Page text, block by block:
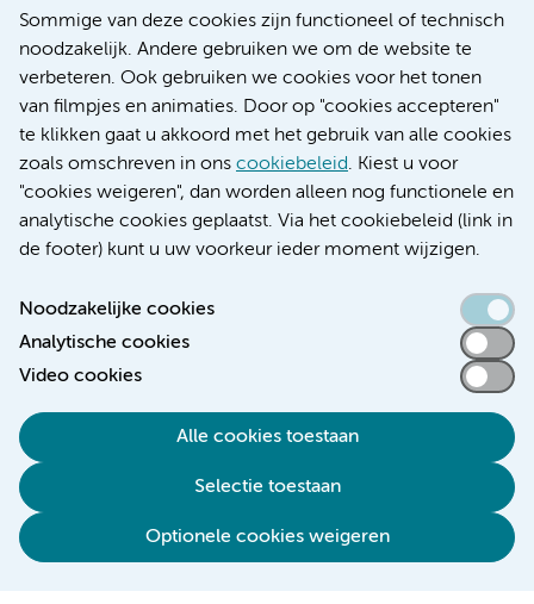
Sommige van deze cookies zijn functioneel of technisch
noodzakelijk. Andere gebruiken we om de website te
verbeteren. Ook gebruiken we cookies voor het tonen
van filmpjes en animaties. Door op "cookies accepteren"
te klikken gaat u akkoord met het gebruik van alle cookies
zoals omschreven in ons cookiebeleid. Kiest u voor
"cookies weigeren", dan worden alleen nog functionele en
analytische cookies geplaatst. Via het cookiebeleid (link in
de footer) kunt u uw voorkeur ieder moment wijzigen.
Noodzakelijke cookies
Analytische cookies
Video cookies
Alle cookies toestaan
Selectie toestaan
Optionele cookies weigeren
Nieuws
Research
Educatie locatie AMC
Educatie locatie VUmc
Verwijzen & diagnostiek
Toegankelijkheidsverklaring
Cookieverklaring